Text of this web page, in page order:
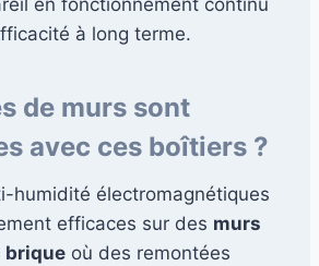
à long terme.
de murs sont
avec ces boîtiers ?
humidité électromagnétiques
efficaces sur des murs
brique où des remontées